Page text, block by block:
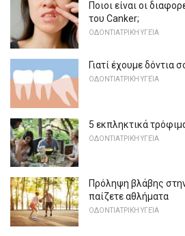
Ποιοι είναι οι
του Canker;
ΟΔΟΝΤΙΑΤΡΙΚΉ ΥΓΕΊΑ
Γιατί έχουμε δόντια
ΟΔΟΝΤΙΑΤΡΙΚΉ ΥΓΕΊΑ
5 εκπληκτικά
ΟΔΟΝΤΙΑΤΡΙΚΉ ΥΓΕΊΑ
Πρόληψη βλάβης
παίζετε αθλήματα
ΟΔΟΝΤΙΑΤΡΙΚΉ ΥΓΕΊΑ